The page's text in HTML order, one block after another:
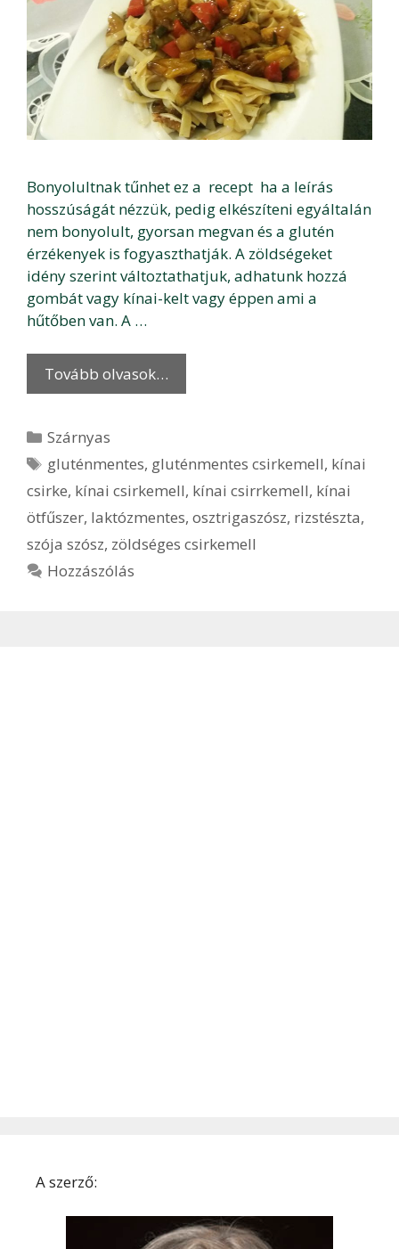
Bonyolultnak tűnhet ez a recept ha a leírás
hosszúságát nézzük, pedig elkészíteni egyáltalán
nem bonyolult, gyorsan megvan és a glutén
érzékenyek is fogyaszthatják. A zöldségeket
idény szerint változtathatjuk, adhatunk hozzá
gombát vagy kínai-kelt vagy éppen ami a
hűtőben van. A …
Tovább olvasok…
Kategória
Szárnyas
Címkék
gluténmentes, gluténmentes csirkemell, kínai
csirke, kínai csirkemell, kínai csirrkemell, kínai
ötfűszer, laktózmentes, osztrigaszósz, rizstészta,
szója szósz, zöldséges csirkemell
Hozzászólás
A szerző: